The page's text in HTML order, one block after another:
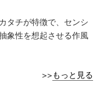
タチが特徴で、センシ
象性を想起させる作風
>>もっと見る